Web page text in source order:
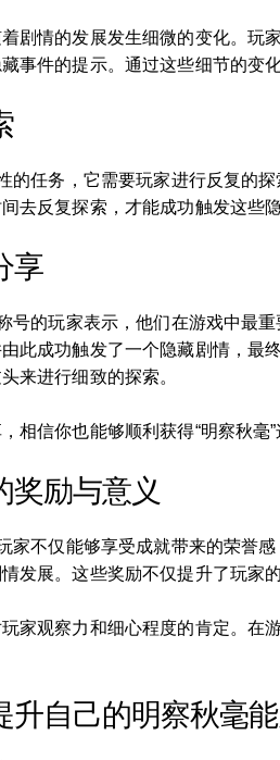
剧情的发展发生细微的变化。玩
事件的提示。通过这些细节的变
的任务，它需要玩家进行反复的
去反复探索，才能成功触发这些隐
享
号的玩家表示，他们在游戏中最
此成功触发了一个隐藏剧情，最
来进行细致的探索。
相信你也能够顺利获得“明察秋毫
奖励与意义
家不仅能够享受成就带来的荣誉
发展。这些奖励不仅提升了玩家
家观察力和细心程度的肯定。在
升自己的明察秋毫